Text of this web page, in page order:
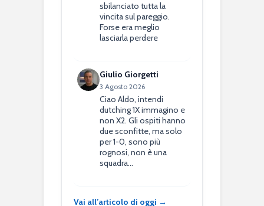
sbilanciato tutta la
vincita sul pareggio.
Forse era meglio
lasciarla perdere
Giulio Giorgetti
3 Agosto 2026
Ciao Aldo, intendi
dutching 1X immagino e
non X2. Gli ospiti hanno
due sconfitte, ma solo
per 1-0, sono più
rognosi, non è una
squadra…
Vai all’articolo di oggi →